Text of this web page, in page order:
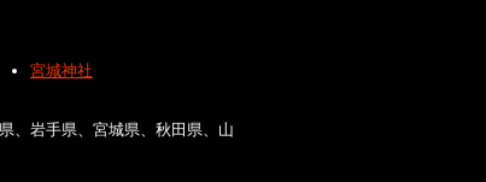
宮城神社
、岩手県、宮城県、秋田県、山